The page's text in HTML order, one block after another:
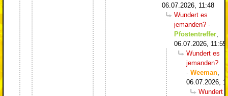
06.07.2026, 11:48
Wundert es
jemanden? -
Pfostentreffer
06.07.2026, 11:55
Wundert es
jemanden?
- Weeman
06.07.2026,
Wundert